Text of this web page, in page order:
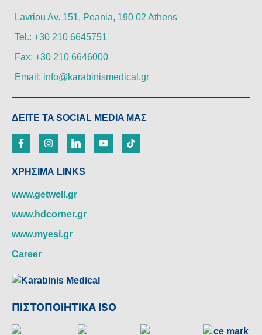
Lavriou Av. 151, Peania, 190 02 Athens
Tel.: +30 210 6645751
Fax: +30 210 6646000
Email: info@karabinismedical.gr
ΔEITE TA SOCIAL MEDIA ΜΑΣ
ΧΡΗΣΙΜΑ LINKS
www.getwell.gr
www.hdcorner.gr
www.myesi.gr
Career
ΠΙΣΤΟΠΟΙΗΤΙΚΑ ISO